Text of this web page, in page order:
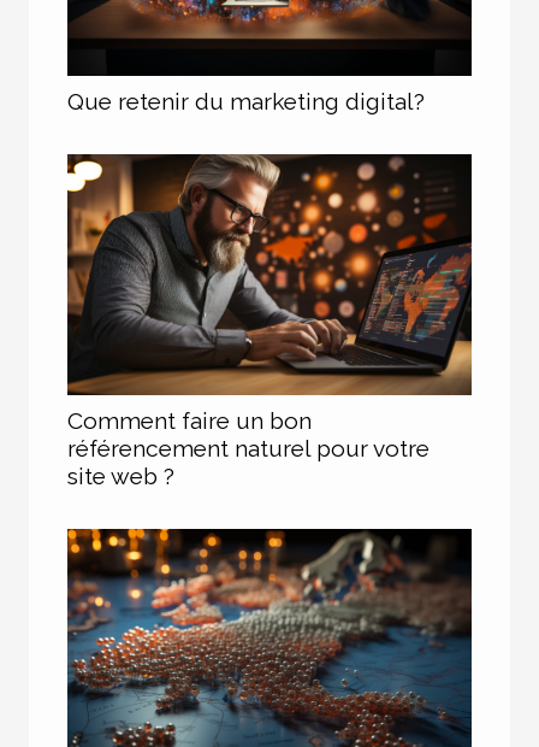
Que retenir du marketing digital?
Comment faire un bon
référencement naturel pour votre
site web ?